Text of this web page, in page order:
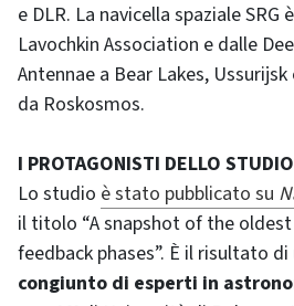
e DLR. La navicella spaziale SRG
Lavochkin Association e dalle
Antennae a Bear Lakes,
da Roskosmos.
I PROTAGONISTI DELLO STUDIO
Lo studio è stato pubblicato su
il titolo “A snapshot of the
feedback phases”. È il risultato di
congiunto di esperti in